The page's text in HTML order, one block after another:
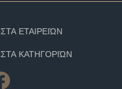
ΕΤΑΙΡΕΙΏΝ
ΚΑΤΗΓΟΡΙΏΝ